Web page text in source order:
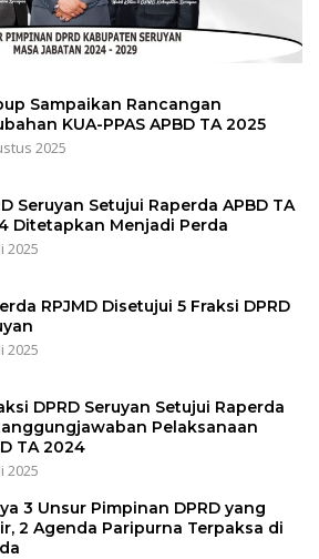
Sampaikan Rancangan
KUA-PPAS APBD TA 2025
2025
Seruyan Setujui Raperda APBD TA
Ditetapkan Menjadi Perda
2025
RPJMD Disetujui 5 Fraksi DPRD
2025
DPRD Seruyan Setujui Raperda
Pelaksanaan
TA 2024
2025
3 Unsur Pimpinan DPRD yang
2 Agenda Paripurna Terpaksa di